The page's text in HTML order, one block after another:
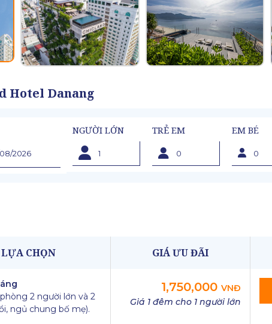
Hotel Danang
NGƯỜI LỚN TRẺ EM EM BÉ
LỰA CHỌN GIÁ ƯU ĐÃI
2 người lớn và 2
ngủ chung bố mẹ).
1,750,000 VNĐ
Giá 1 đêm cho 1 người lớn